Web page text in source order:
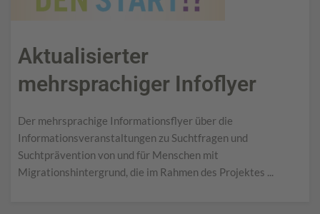
Aktualisierter
mehrsprachiger Infoflyer
Der mehrsprachige Informationsflyer über die
Informationsveranstaltungen zu Suchtfragen und
Suchtprävention von und für Menschen mit
Migrationshintergrund, die im Rahmen des Projektes ...